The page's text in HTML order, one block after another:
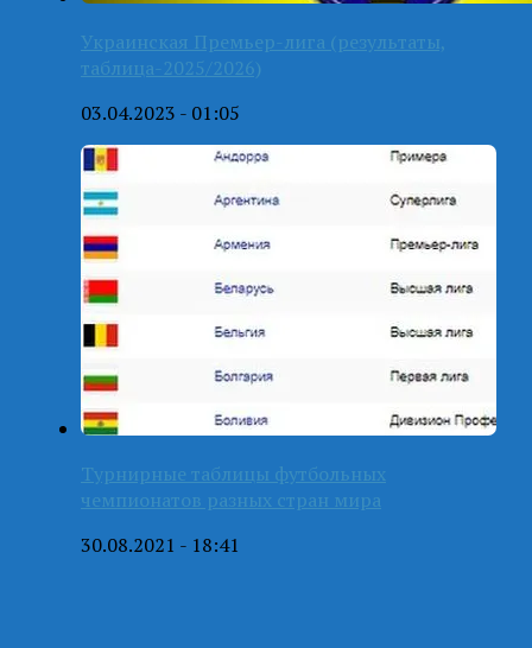
Украинская Премьер-лига (результаты,
таблица-2025/2026)
03.04.2023 - 01:05
Турнирные таблицы футбольных
чемпионатов разных стран мира
30.08.2021 - 18:41